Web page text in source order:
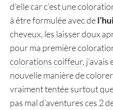
d’elle car c’est une
à être formulée avec de
cheveux, les laisser doux
pour ma première
colorations coiffeur,
nouvelle manière de colorer
vraiment tentée surtout
pas mal d’aventures ces 2